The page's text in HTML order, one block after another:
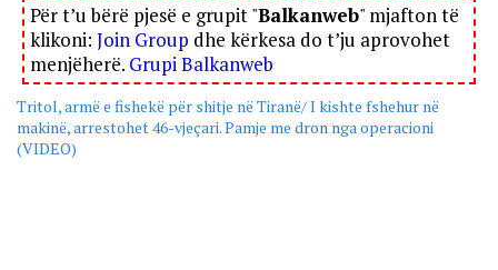
Për t’u bërë pjesë e grupit "Balkanweb" mjafton të
klikoni: Join Group dhe kërkesa do t’ju aprovohet
menjëherë. Grupi Balkanweb
Tritol, armë e fishekë për shitje në Tiranë/ I kishte fshehur në
makinë, arrestohet 46-vjeçari. Pamje me dron nga operacioni
(VIDEO)